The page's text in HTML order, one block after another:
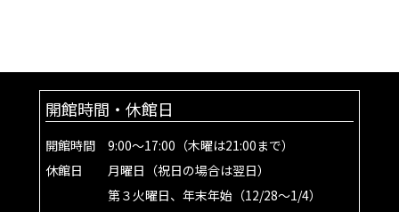
開館時間・休館日
開館時間 9:00～17:00（木曜は21:00まで）
休館日 月曜日（祝日の場合は翌日）
第３火曜日、年末年始（12/28～1/4）